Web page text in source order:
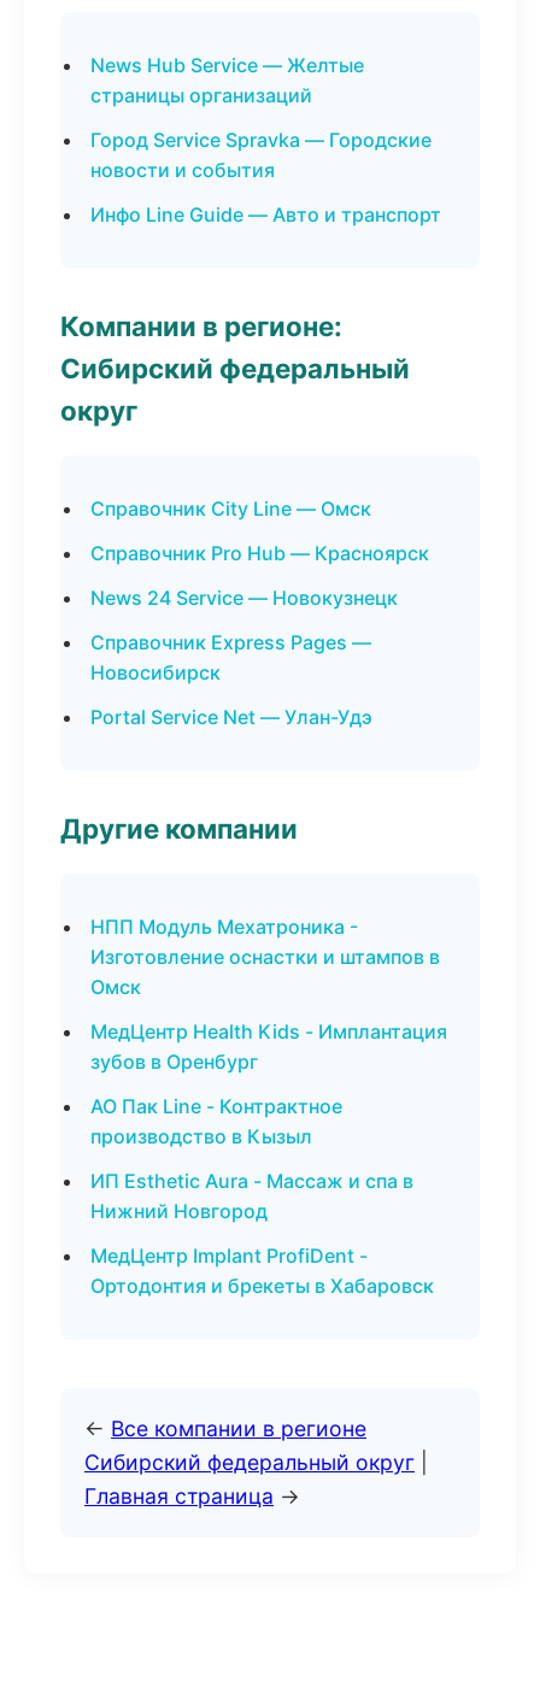
News Hub Service — Желтые
страницы организаций
Город Service Spravka — Городские
новости и события
Инфо Line Guide — Авто и транспорт
Компании в регионе:
Сибирский федеральный
округ
Справочник City Line — Омск
Справочник Pro Hub — Красноярск
News 24 Service — Новокузнецк
Справочник Express Pages —
Новосибирск
Portal Service Net — Улан-Удэ
Другие компании
НПП Модуль Мехатроника -
Изготовление оснастки и штампов в
Омск
МедЦентр Health Kids - Имплантация
зубов в Оренбург
АО Пак Line - Контрактное
производство в Кызыл
ИП Esthetic Aura - Массаж и спа в
Нижний Новгород
МедЦентр Implant ProfiDent -
Ортодонтия и брекеты в Хабаровск
← Все компании в регионе
Сибирский федеральный округ
Главная страница →